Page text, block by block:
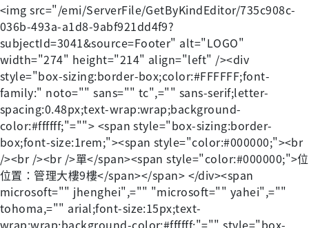
<img src="/emi/ServerFile/GetByKindEditor/735c908c-
036b-493a-a1d8-9abf921dd4f9?
subjectId=3041&source=Footer" alt="LOGO"
width="274" height="214" align="left" /><div
style="box-sizing:border-box;color:#FFFFFF;font-
family:" noto="" sans="" tc",="" sans-serif;letter-
spacing:0.48px;text-wrap:wrap;background-
color:#ffffff;"=""> <span style="box-sizing:border-
box;font-size:1rem;"><span style="color:#000000;"><br
/><br /><br />單</span><span style="color:#000000;">位
位置：管理大樓9樓</span></span> </div><span
microsoft="" jhenghei",="" "microsoft="" yahei",=""
tohoma,="" arial;font-size:15px;text-
wrap:wrap;background-color:#ffffff;"="" style="box-